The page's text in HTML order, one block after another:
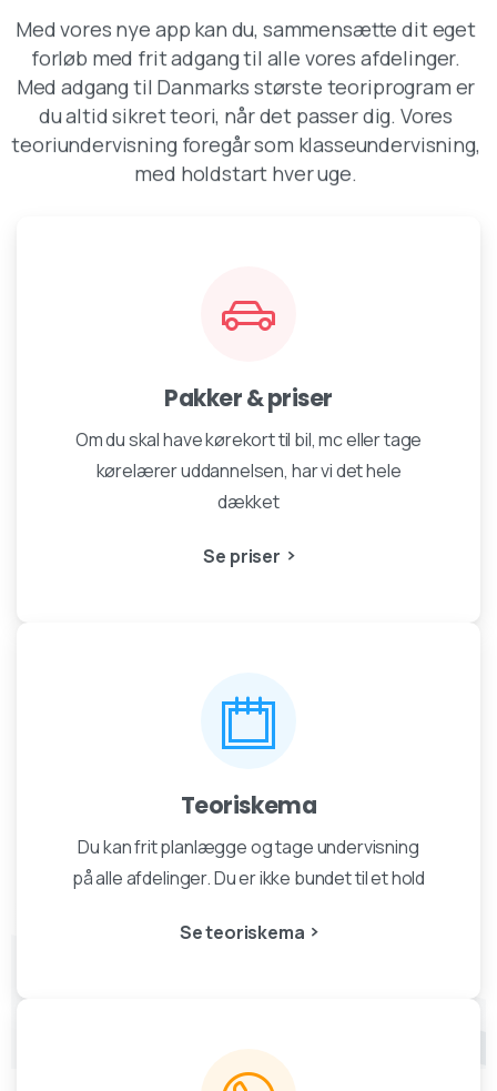
Med vores nye app kan du, sammensætte dit eget
forløb med frit adgang til alle vores afdelinger.
Med adgang til Danmarks største teoriprogram er
du altid sikret teori, når det passer dig. Vores
teoriundervisning foregår som klasseundervisning,
med holdstart hver uge.
Pakker & priser
Om du skal have kørekort til bil, mc eller tage
kørelærer uddannelsen, har vi det hele
dækket
Se priser
Teoriskema
Du kan frit planlægge og tage undervisning
på alle afdelinger. Du er ikke bundet til et hold
Se teoriskema